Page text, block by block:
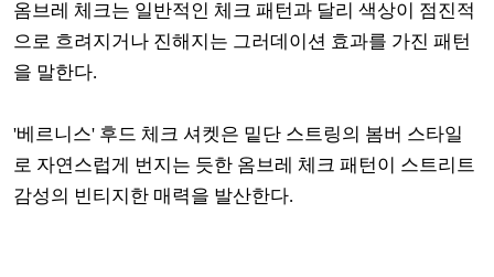
옴브레 체크는 일반적인 체크 패턴과 달리 색상이 점진적
으로 흐려지거나 진해지는 그러데이션 효과를 가진 패턴
을 말한다.
'베르니스' 후드 체크 셔켓은 밑단 스트링의 봄버 스타일
로 자연스럽게 번지는 듯한 옴브레 체크 패턴이 스트리트
감성의 빈티지한 매력을 발산한다.